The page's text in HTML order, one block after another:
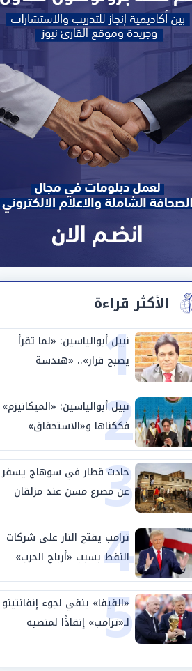
الأكثر قراءة
1
نبيل أبوالياسين: «لما تقرأ
يصبح قرار».. «هندسة
الاستثمار السيادي» بين «ربط
الجيب بالوطن» و«سيادة
الكلمة»
2
نبيل أبوالياسين: «الميكانيزم»
فككناها و«الاستحقاق»
حتمية.. «تفعيل الإرادة»
مهمة الجامعة العربية
3
حادث قطار في سوهاج يسفر
عن مصرع مسن عند مزلقان
المراغة
4
ترامب يفتح النار على شركات
النفط بسبب «أرباح الحرب»
5
«الفيفا» ينفي لجوء إنفانتينو
لـ«ترامب» إنقاذًا لمنصبه